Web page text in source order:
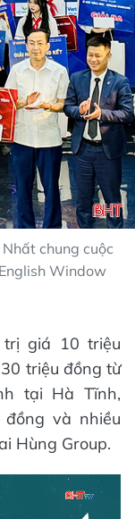
chung cuộc
Window
giá 10 triệu
triệu đồng từ
tại Hà Tĩnh,
và nhiều
Hùng Group.